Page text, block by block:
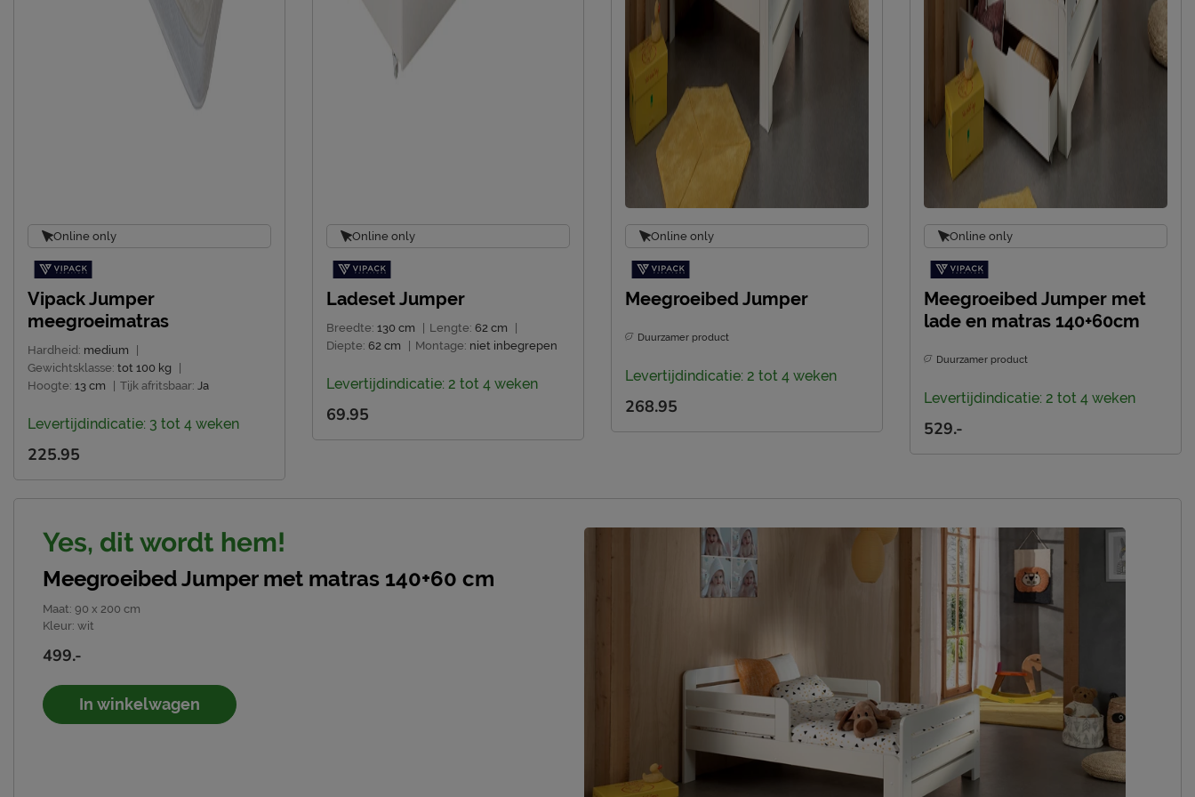
Emailadres
sales@vipack.be
Online only
Vipack Jumper
meegroeimatras
Hardheid: medium
Gewichtsklasse: tot 100 kg
Hoogte: 13 cm Tijk afritsbaar: Ja
Levertijdindicatie: 3 tot 4 weken
225.95
Online only
Ladeset Jumper
Breedte: 130 cm Lengte: 62 cm
Diepte: 62 cm Montage: niet inbegrepen
Levertijdindicatie: 2 tot 4 weken
69.95
Online only
Meegroeibed Jumper
Duurzamer product
Levertijdindicatie: 2 tot 4 weken
268.95
Online only
Meegroeibed Jumper met
lade en matras 140+60cm
Duurzamer product
Levertijdindicatie: 2 tot 4 weken
529.-
Yes, dit wordt hem!
Meegroeibed Jumper met matras 140+60 cm
Maat: 90 x 200 cm
Kleur: wit
499.-
In winkelwagen